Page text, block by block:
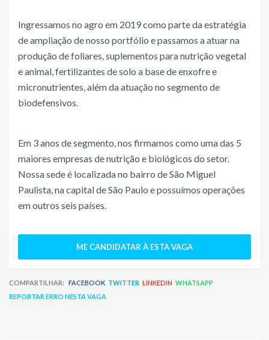
Ingressamos no agro em 2019 como parte da estratégia
de ampliação de nosso portfólio e passamos a atuar na
produção de foliares, suplementos para nutrição vegetal
e animal, fertilizantes de solo a base de enxofre e
micronutrientes, além da atuação no segmento de
biodefensivos.
Em 3 anos de segmento, nos firmamos como uma das 5
maiores empresas de nutrição e biológicos do setor.
Nossa sede é localizada no bairro de São Miguel
Paulista, na capital de São Paulo e possuímos operações
em outros seis países.
ME CANDIDATAR À ESTA VAGA
COMPARTILHAR: FACEBOOK TWITTER LINKEDIN WHATSAPP
REPORTAR ERRO NESTA VAGA